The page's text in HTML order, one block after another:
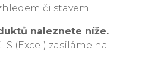
či stavem.
naleznete níže.
(Excel) zasíláme na